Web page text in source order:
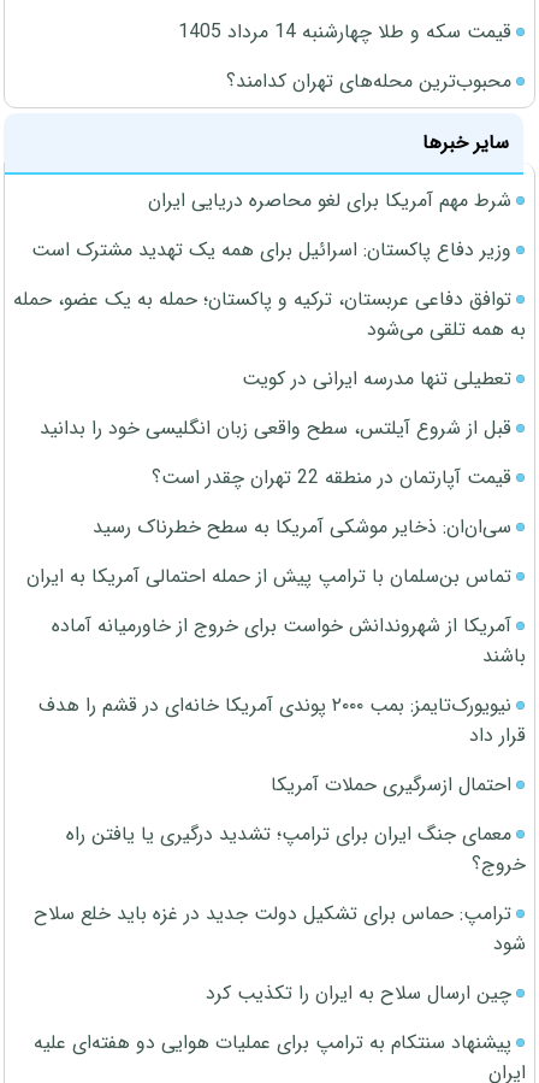
قیمت سکه و طلا چهارشنبه 14 مرداد 1405
محبوب‌ترین محله‌های تهران کدامند؟
سایر خبرها
شرط مهم آمریکا برای لغو محاصره دریایی ایران
وزیر دفاع پاکستان: اسرائیل برای همه یک تهدید مشترک است
توافق دفاعی عربستان، ترکیه و پاکستان؛ حمله به یک عضو، حمله
به همه تلقی می‌شود
تعطیلی تنها مدرسه ایرانی در کویت
قبل از شروع آیلتس، سطح واقعی زبان انگلیسی خود را بدانید
قیمت آپارتمان در منطقه 22 تهران چقدر است؟
سی‌ان‌ان: ذخایر موشکی آمریکا به سطح خطرناک رسید
تماس بن‌سلمان با ترامپ پیش از حمله احتمالی آمریکا به ایران
آمریکا از شهروندانش خواست برای خروج از خاورمیانه آماده
باشند
نیویورک‌تایمز: بمب ۲۰۰۰ پوندی آمریکا خانه‌ای در قشم را هدف
قرار داد
احتمال ازسرگیری حملات آمریکا
معمای جنگ ایران برای ترامپ؛ تشدید درگیری یا یافتن راه
خروج؟
ترامپ: حماس برای تشکیل دولت جدید در غزه باید خلع سلاح
شود
چین ارسال سلاح به ایران را تکذیب کرد
پیشنهاد سنتکام به ترامپ برای عملیات هوایی دو هفته‌ای علیه
ایران